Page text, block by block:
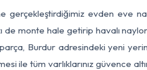
gerçekleştirdiğimiz evden eve
monte hale getirip havalı
Burdur adresindeki yeni
ile tüm varlıklarınız güvence